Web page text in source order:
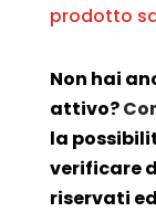
prodotto
Non hai
attivo?
la
verificare
riservati